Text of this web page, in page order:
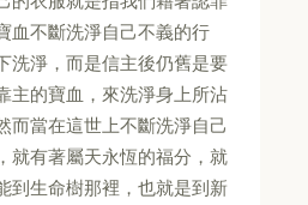
血不斷洗淨自己不義的行
洗淨，而是信主後仍舊是要
主的寶血，來洗淨身上所沾
而當在這世上不斷洗淨自己
就有著屬天永恆的福分，就
到生命樹那裡，也就是到新